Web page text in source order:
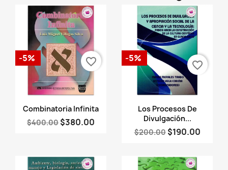
Vista rápida
Combinatoria Infinita
$400.00 $380.00
-5% favorite_border
Vista rápida
Los Procesos De
Divulgación...
$200.00 $190.00
-5%
favorite_border